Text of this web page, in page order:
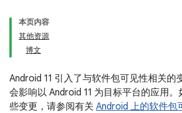
本页内容
其他资源
博文
Android 11 引入了与软件包可见性相关的
会影响以 Android 11 为目标平台的应用
些变更，请参阅有关 Android 上的软件包